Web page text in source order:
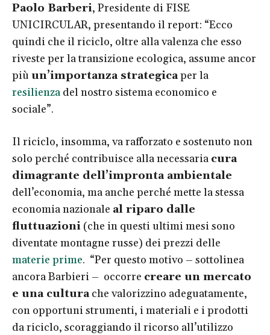
Paolo Barberi, Presidente di FISE
UNICIRCULAR, presentando il report: “Ecco
quindi che il riciclo, oltre alla valenza che esso
riveste per la transizione ecologica, assume ancor
più un’importanza strategicaper la
resilienza del nostro sistema economico e
sociale”.
Il riciclo, insomma, va rafforzato e sostenuto non
solo perché contribuisce alla necessaria cura
dimagrante dell’impronta ambientale
dell’economia, ma anche perché mette la stessa
economia nazionale al riparo dalle
fluttuazioni (che in questi ultimi mesi sono
diventate montagne russe) dei prezzi delle
materie prime. “Per questo motivo – sottolinea
ancora Barbieri – occorre creare un mercato
e una culturache valorizzino adeguatamente,
con opportuni strumenti, i materiali e i prodotti
da riciclo, scoraggiando il ricorso all’utilizzo